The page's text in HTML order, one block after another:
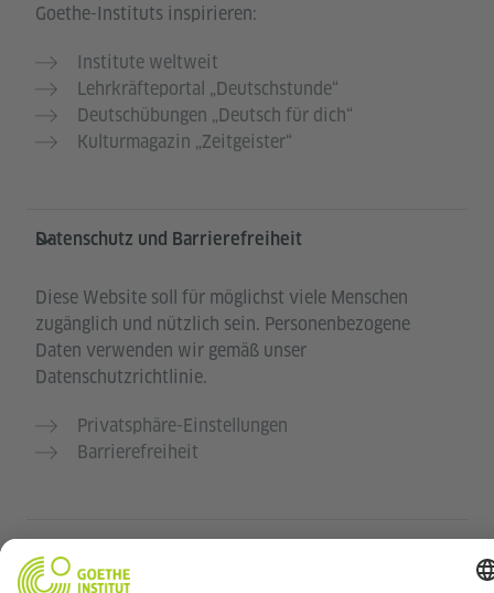
Goethe-Instituts inspirieren:
Institute weltweit
Lehrkräfteportal „Deutschstunde“
Deutschübungen „Deutsch für dich“
Kulturmagazin „Zeitgeister“
Datenschutz und Barrierefreiheit
Diese Website soll für möglichst viele Menschen
zugänglich und nützlich sein. Personenbezogene
Daten verwenden wir gemäß unser
Datenschutzrichtlinie.
Privatsphäre-Einstellungen
Barrierefreiheit